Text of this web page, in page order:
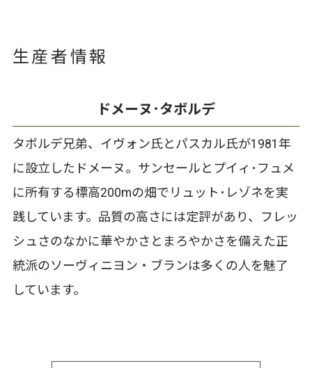
生産者情報
ドメーヌ･タボルデ
タボルデ兄弟、イヴォン氏とパスカル氏が1981年
に設立したドメーヌ。サンセールとプイィ･フュメ
に所有する標高200mの畑でリュット･レゾネを実
践しています。品質の高さには定評があり、フレッ
シュさのなかに華やかさとまろやかさを備えた正
統派のソーヴィニヨン・ブランは多くの人を魅了
しています。